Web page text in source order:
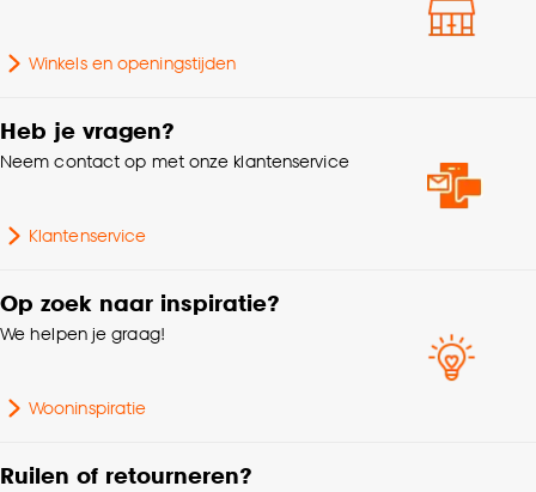
Goed om te weten is dat je deze keuze altijd nog
Kleurtint Off-white
Winkels en openingstijden
Heb je vragen?
Neem contact op met onze klantenservice
Klantenservice
Op zoek naar inspiratie?
We helpen je graag!
Wooninspiratie
Ruilen of retourneren?